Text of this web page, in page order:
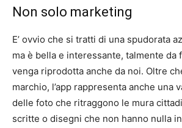
Non solo marketing
E’ ovvio che si tratti di una spudorata
ma è bella e interessante, talmente da
venga riprodotta anche da noi. Oltre
marchio, l’app rappresenta anche una
delle foto che ritraggono le mura
scritte o disegni che non hanno nulla